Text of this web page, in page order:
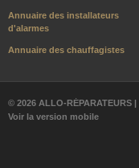
Annuaire des installateurs
d'alarmes
Annuaire des chauffagistes
© 2026 ALLO-RÉPARATEURS |
Voir la version mobile